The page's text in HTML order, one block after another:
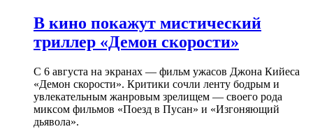
В кино покажут мистический
триллер «Демон скорости»
С 6 августа на экранах — фильм ужасов Джона Кийеса
«Демон скорости». Критики сочли ленту бодрым и
увлекательным жанровым зрелищeм — своего рода
миксом фильмов «Поезд в Пусан» и «Изгоняющий
дьявола».